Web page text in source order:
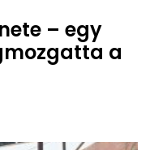
– egy
a